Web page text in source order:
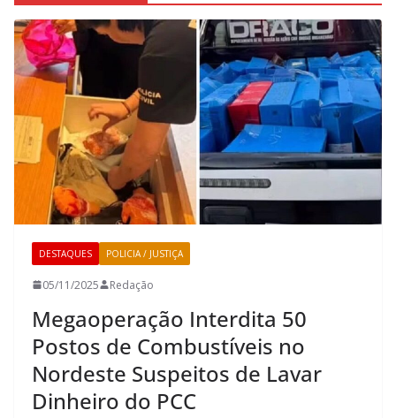
DESTAQUES POLICIA / JUSTIÇA
05/11/2025 Redação
Megaoperação Interdita 50
Postos de Combustíveis no
Nordeste Suspeitos de Lavar
Dinheiro do PCC